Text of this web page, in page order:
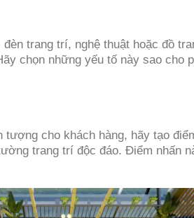
trang trí, nghệ thuật hoặc đồ
chọn những yếu tố này sao cho
cho khách hàng, hãy tạo
trang trí độc đáo. Điểm nhấn